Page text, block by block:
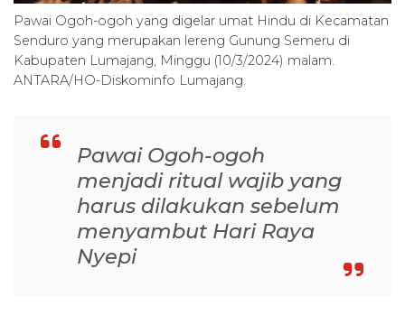
Pawai Ogoh-ogoh yang digelar umat Hindu di Kecamatan
Senduro yang merupakan lereng Gunung Semeru di
Kabupaten Lumajang, Minggu (10/3/2024) malam.
ANTARA/HO-Diskominfo Lumajang.
Pawai Ogoh-ogoh
menjadi ritual wajib yang
harus dilakukan sebelum
menyambut Hari Raya
Nyepi